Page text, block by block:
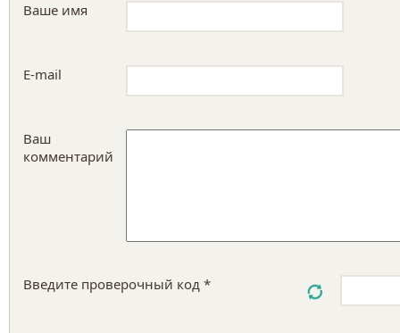
Ваше имя
E-mail
Ваш
комментарий
Введите проверочный код *